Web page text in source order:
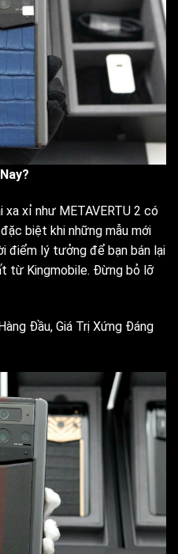
xỉ như METAVERTU 2 có
biệt khi những mẫu mới
điểm lý tưởng để bạn bán lại
từ Kingmobile. Đừng bỏ lỡ
Đầu, Giá Trị Xứng Đáng